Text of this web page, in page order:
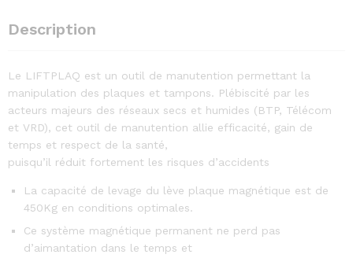
Description
Le LIFTPLAQ est un outil de manutention permettant la
manipulation des plaques et tampons. Plébiscité par les
acteurs majeurs des réseaux secs et humides (BTP, Télécom
et VRD), cet outil de manutention allie efficacité, gain de
temps et respect de la santé,
puisqu’il réduit fortement les risques d’accidents
La capacité de levage du lève plaque magnétique est de
450Kg en conditions optimales.
Ce système magnétique permanent ne perd pas
d’aimantation dans le temps et